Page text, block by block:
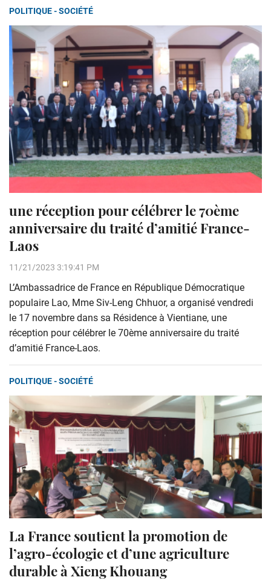
POLITIQUE - SOCIÉTÉ
une réception pour célébrer le 70ème
anniversaire du traité d’amitié France-
Laos
11/21/2023 3:19:41 PM
L’Ambassadrice de France en République Démocratique
populaire Lao, Mme Siv-Leng Chhuor, a organisé vendredi
le 17 novembre dans sa Résidence à Vientiane, une
réception pour célébrer le 70ème anniversaire du traité
d’amitié France-Laos.
POLITIQUE - SOCIÉTÉ
La France soutient la promotion de
l’agro-écologie et d’une agriculture
durable à Xieng Khouang